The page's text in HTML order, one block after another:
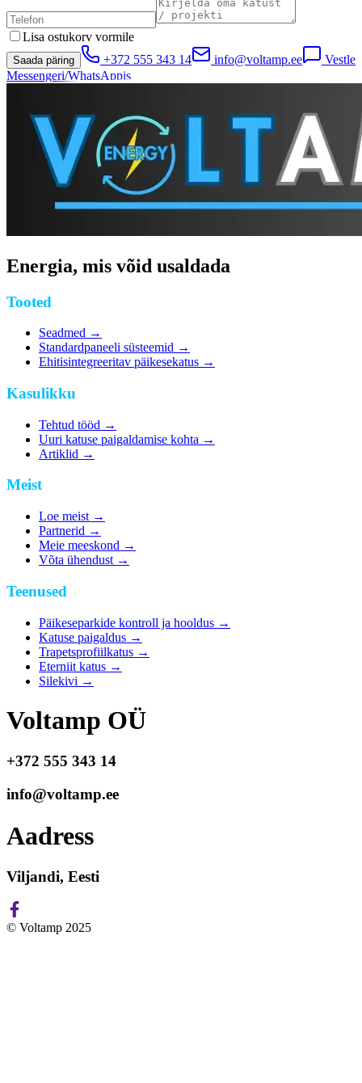
Lisa ostukorv vormile
Saada päring +372 555 343 14 info@voltamp.ee
Vestle
Messengeri/WhatsAppis
Energia, mis võid usaldada
Tooted
Seadmed →
Standardpaneeli süsteemid →
Ehitisintegreeritav päikesekatus →
Kasulikku
Tehtud tööd →
Uuri katuse paigaldamise kohta →
Artiklid →
Meist
Loe meist →
Partnerid →
Meie meeskond →
Võta ühendust →
Teenused
Päikeseparkide kontroll ja hooldus →
Katuse paigaldus →
Trapetsprofiilkatus →
Eterniit katus →
Silekivi →
Voltamp OÜ
+372 555 343 14
info@voltamp.ee
Aadress
Viljandi, Eesti
© Voltamp 2025